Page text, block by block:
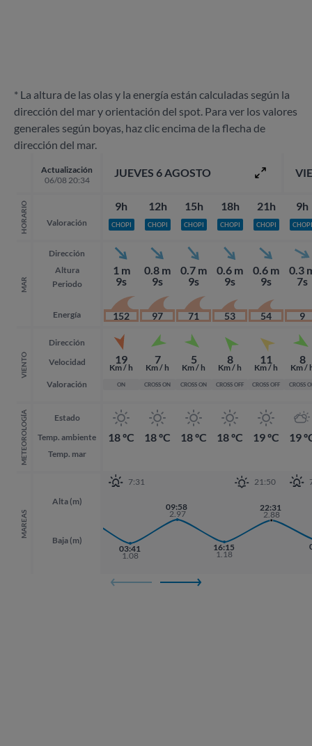
* La altura de las olas y la energía están calculadas según la
dirección del mar y orientación del spot. Para ver los valores
generales según boyas, haz clic encima de la flecha de
dirección del mar.
Actualización
06/08 20:34
HORARIO Valoración
MAR
Dirección
Altura
Periodo
Energía
VIENTO
Dirección
Velocidad
Valoración
METEOROLOGÍA
Estado
Temp. ambiente
Temp. mar
MAREAS
Alta (m)
Baja (m)
JUEVES 6 AGOSTO
9h
CHOPI
1 m
9s
152
19
Km / h
ON
18 ºC
12h
CHOPI
0.8 m
9s
97
7
Km / h
CROSS ON
18 ºC
15h
CHOPI
0.7 m
9s
71
5
Km / h
CROSS ON
18 ºC
18h
CHOPI
0.6 m
9s
53
8
Km / h
CROSS OFF
18 ºC
21h
CHOPI
0.6 m
9s
54
11
Km / h
CROSS OFF
19 ºC
7:31 21:50
21:24
03:41
1.08
09:58
2.97
16:15
1.18
22:31
2.88
9h
CHOPI
0.3
7s
9
8
Km /
CROSS
19
22:31
2.88